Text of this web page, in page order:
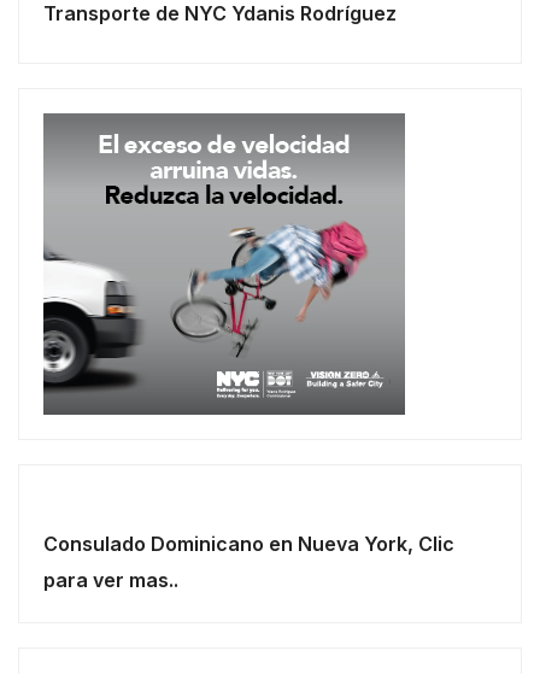
Transporte de NYC Ydanis Rodríguez
Consulado Dominicano en Nueva York, Clic
para ver mas..